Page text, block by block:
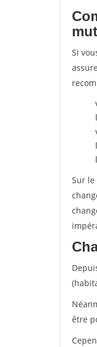
Si
Sur
être